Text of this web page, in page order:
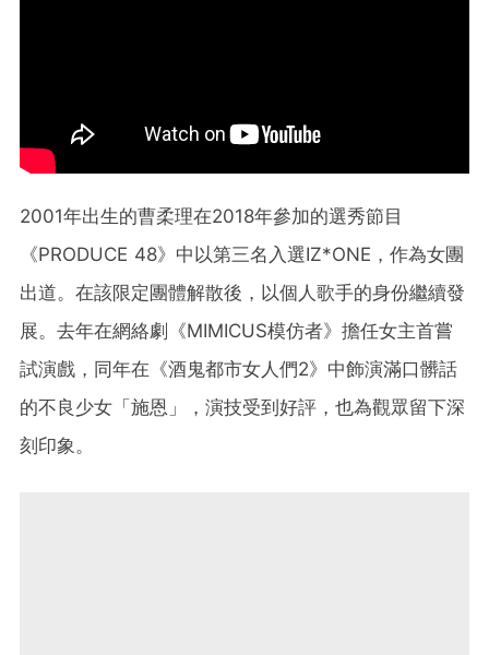
2001年出生的曹柔理在2018年參加的選秀節目
《PRODUCE 48》中以第三名入選IZ*ONE，作為女團
出道。在該限定團體解散後，以個人歌手的身份繼續發
展。去年在網絡劇《MIMICUS模仿者》擔任女主首嘗
試演戲，同年在《酒鬼都市女人們2》中飾演滿口髒話
的不良少女「施恩」，演技受到好評，也為觀眾留下深
刻印象。